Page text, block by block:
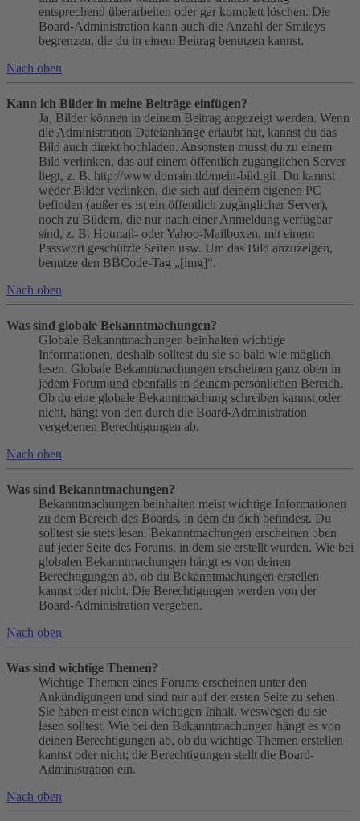
entsprechend überarbeiten oder gar komplett löschen. Die
Board-Administration kann auch die Anzahl der Smileys
begrenzen, die du in einem Beitrag benutzen kannst.
Nach oben
Kann ich Bilder in meine Beiträge einfügen?
Ja, Bilder können in deinem Beitrag angezeigt werden. Wenn
die Administration Dateianhänge erlaubt hat, kannst du das
Bild auch direkt hochladen. Ansonsten musst du zu einem
Bild verlinken, das auf einem öffentlich zugänglichen Server
liegt, z. B. http://www.domain.tld/mein-bild.gif. Du kannst
weder Bilder verlinken, die sich auf deinem eigenen PC
befinden (außer es ist ein öffentlich zugänglicher Server),
noch zu Bildern, die nur nach einer Anmeldung verfügbar
sind, z. B. Hotmail- oder Yahoo-Mailboxen, mit einem
Passwort geschützte Seiten usw. Um das Bild anzuzeigen,
benutze den BBCode-Tag „[img]“.
Nach oben
Was sind globale Bekanntmachungen?
Globale Bekanntmachungen beinhalten wichtige
Informationen, deshalb solltest du sie so bald wie möglich
lesen. Globale Bekanntmachungen erscheinen ganz oben in
jedem Forum und ebenfalls in deinem persönlichen Bereich.
Ob du eine globale Bekanntmachung schreiben kannst oder
nicht, hängt von den durch die Board-Administration
vergebenen Berechtigungen ab.
Nach oben
Was sind Bekanntmachungen?
Bekanntmachungen beinhalten meist wichtige Informationen
zu dem Bereich des Boards, in dem du dich befindest. Du
solltest sie stets lesen. Bekanntmachungen erscheinen oben
auf jeder Seite des Forums, in dem sie erstellt wurden. Wie bei
globalen Bekanntmachungen hängt es von deinen
Berechtigungen ab, ob du Bekanntmachungen erstellen
kannst oder nicht. Die Berechtigungen werden von der
Board-Administration vergeben.
Nach oben
Was sind wichtige Themen?
Wichtige Themen eines Forums erscheinen unter den
Ankündigungen und sind nur auf der ersten Seite zu sehen.
Sie haben meist einen wichtigen Inhalt, weswegen du sie
lesen solltest. Wie bei den Bekanntmachungen hängt es von
deinen Berechtigungen ab, ob du wichtige Themen erstellen
kannst oder nicht; die Berechtigungen stellt die Board-
Administration ein.
Nach oben